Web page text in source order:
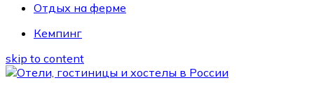
Отдых на ферме
Кемпинг
skip to content